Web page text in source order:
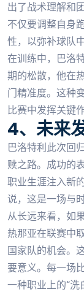
出了战术理解和
不仅要调整自身
性，以弥补球队
在训练中，巴洛
期的松散，他在
门精准度。这种
比赛中发挥关键
4、未来
巴洛特利此次回
赎之路。成功的
职业生涯注入新
说，这是一场与
从长远来看，如
热那亚在联赛中
国家队的机会。
要意义。每一场
一种职业上的“洗